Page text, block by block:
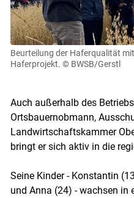
Beurteilung der Haferqualität
Haferprojekt. © BWSB/Gerstl
Auch außerhalb des
Ortsbauernobmann,
Landwirtschaftskammer
bringt er sich aktiv in die
Seine Kinder - Konstantin
und Anna (24) - wachsen in